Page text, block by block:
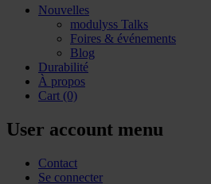
Nouvelles
modulyss Talks
Foires & événements
Blog
Durabilité
À propos
Cart (0)
User account menu
Contact
Se connecter